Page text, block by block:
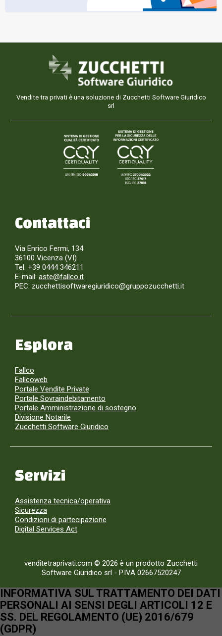
Vendite tra privati è una soluzione di Zucchetti Software Giuridico
srl
Contattaci
Via Enrico Fermi, 134
36100 Vicenza (VI)
Tel. +39 0444 346211
E-mail: aste@fallco.it
PEC: zucchettisoftwaregiuridico@gruppozucchetti.it
Esplora
Fallco
Fallcoweb
Portale Vendite Private
Portale Sovraindebitamento
Portale Amministrazione di sostegno
Divisione Notarile
Zucchetti Software Giuridico
Servizi
Assistenza tecnica/operativa
Sicurezza
Condizioni di partecipazione
Digital Services Act
venditetraprivati.com © 2026 è un prodotto Zucchetti
Software Giuridico srl - P.IVA 02667520247
INFORMATIVA SUL TRATTAMENTO DEI DATI
PERSONALI AI SENSI DEGLI ARTICOLI 12 E
SS. DEL REGOLAMENTO (UE) 2016/679
(GDPR)